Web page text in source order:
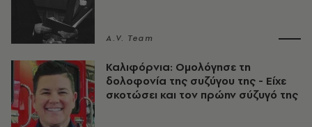
A.V. Team
Καλιφόρνια: Ομολόγησε τη
δολοφονία της συζύγου της - Είχε
σκοτώσει και τον πρώην σύζυγό της